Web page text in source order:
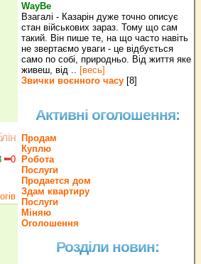
0
WayBe
Взагалі - Казарін дуже точно описує
стан військових зараз. Тому що сам
такий. Він пише те, на що часто навіть
не звертаємо уваги - це відбується
само по собі, природньо. Від життя яке
живеш, від .. [весь]
Звички воєнного часу [8]
Активні оголошення:
Продам
Куплю
Робота
Послуги
Продается дом
Здам квартиру
Послуги
Міняю
Оголошення
Розділи новин: